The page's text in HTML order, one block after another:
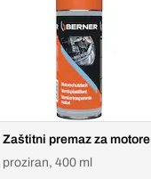
Zaštitni premaz za motore
proziran, 400 ml